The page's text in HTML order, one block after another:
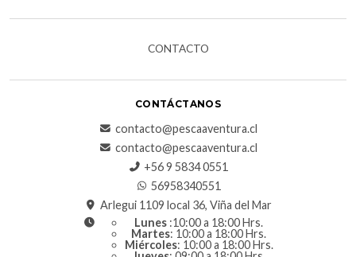
CONTACTO
CONTÁCTANOS
contacto@pescaaventura.cl
contacto@pescaaventura.cl
+56 9 5834 0551
56958340551
Arlegui 1109 local 36, Viña del Mar
Lunes :10:00 a 18:00 Hrs.
Martes: 10:00 a 18:00 Hrs.
Miércoles: 10:00 a 18:00 Hrs.